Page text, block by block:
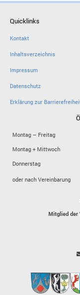
Quicklinks
Kontakt
Inhaltsverzeichnis
Impressum
Datenschutz
Erklärung zur
Montag – Freitag
Montag + Mittwoch
Donnerstag
oder nach Vereinbarung
Mitglied der